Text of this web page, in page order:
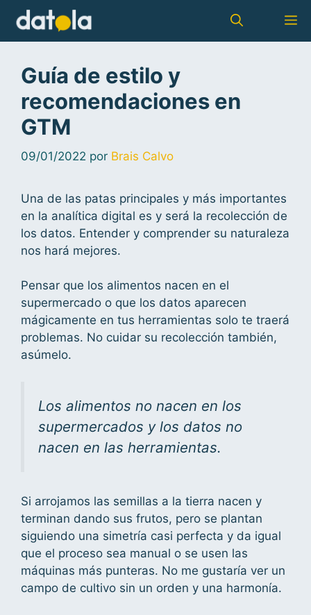
Guía de estilo y
recomendaciones en
GTM
09/01/2022 por Brais Calvo
Una de las patas principales y más importantes
en la analítica digital es y será la recolección de
los datos. Entender y comprender su naturaleza
nos hará mejores.
Pensar que los alimentos nacen en el
supermercado o que los datos aparecen
mágicamente en tus herramientas solo te traerá
problemas. No cuidar su recolección también,
asúmelo.
Los alimentos no nacen en los
supermercados y los datos no
nacen en las herramientas.
Si arrojamos las semillas a la tierra nacen y
terminan dando sus frutos, pero se plantan
siguiendo una simetría casi perfecta y da igual
que el proceso sea manual o se usen las
máquinas más punteras. No me gustaría ver un
campo de cultivo sin un orden y una harmonía.